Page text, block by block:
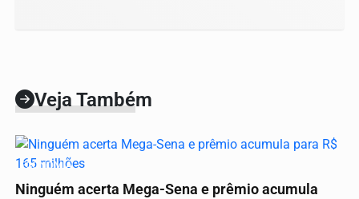
Veja Também
ECONOMIA
Ninguém acerta Mega-Sena e prêmio acumula